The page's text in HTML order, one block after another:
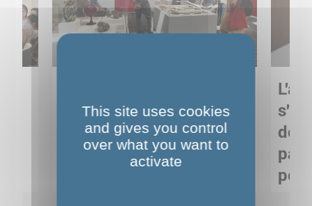
Musée de Préhistoire de
Nemours : apprendre
autrement grâce à la
de
This site uses cookies
and gives you control
over what you want to
activate